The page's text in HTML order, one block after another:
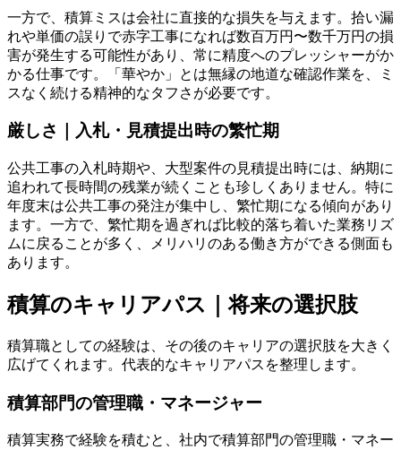
一方で、積算ミスは会社に直接的な損失を与えます。拾い漏
れや単価の誤りで赤字工事になれば数百万円〜数千万円の損
害が発生する可能性があり、常に精度へのプレッシャーがか
かる仕事です。「華やか」とは無縁の地道な確認作業を、ミ
スなく続ける精神的なタフさが必要です。
厳しさ｜入札・見積提出時の繁忙期
公共工事の入札時期や、大型案件の見積提出時には、納期に
追われて長時間の残業が続くことも珍しくありません。特に
年度末は公共工事の発注が集中し、繁忙期になる傾向があり
ます。一方で、繁忙期を過ぎれば比較的落ち着いた業務リズ
ムに戻ることが多く、メリハリのある働き方ができる側面も
あります。
積算のキャリアパス｜将来の選択肢
積算職としての経験は、その後のキャリアの選択肢を大きく
広げてくれます。代表的なキャリアパスを整理します。
積算部門の管理職・マネージャー
積算実務で経験を積むと、社内で積算部門の管理職・マネー